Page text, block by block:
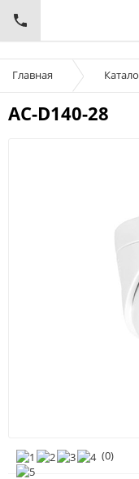
Главная
AC-D140-28
(0)